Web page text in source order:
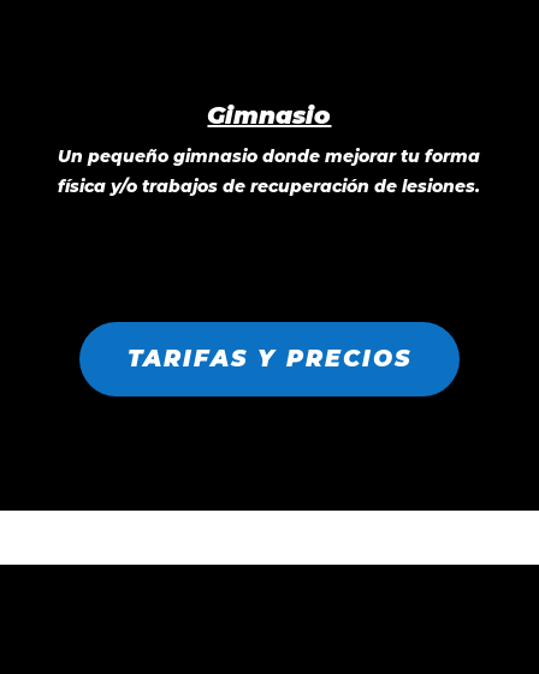
Gimnasio
Un pequeño gimnasio donde mejorar tu forma
física y/o trabajos de recuperación de lesiones.
TARIFAS Y PRECIOS